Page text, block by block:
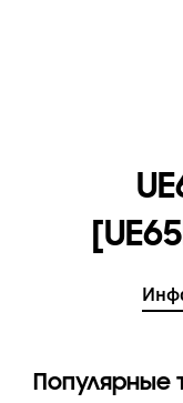
Популярные